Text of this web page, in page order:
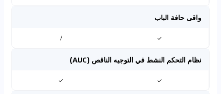
واقى حافة الباب
✓
/
نظام التحكم النشط في التوجيه الناقص (AUC)
✓
✓